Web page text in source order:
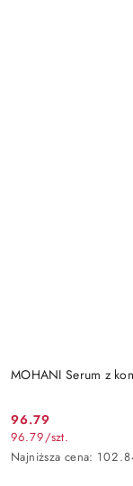
MOHANI Serum z
Cena
promocyjna:
96.79
96.79/szt.
Najniższa
Najniższa cena: